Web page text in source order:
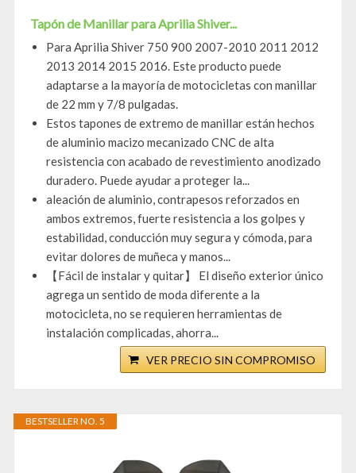
Tapón de Manillar para Aprilia Shiver...
Para Aprilia Shiver 750 900 2007-2010 2011 2012
2013 2014 2015 2016. Este producto puede
adaptarse a la mayoría de motocicletas con manillar
de 22 mm y 7/8 pulgadas.
Estos tapones de extremo de manillar están hechos
de aluminio macizo mecanizado CNC de alta
resistencia con acabado de revestimiento anodizado
duradero. Puede ayudar a proteger la...
aleación de aluminio, contrapesos reforzados en
ambos extremos, fuerte resistencia a los golpes y
estabilidad, conducción muy segura y cómoda, para
evitar dolores de muñeca y manos...
【Fácil de instalar y quitar】 El diseño exterior único
agrega un sentido de moda diferente a la
motocicleta, no se requieren herramientas de
instalación complicadas, ahorra...
VER PRECIO SIN COMPROMISO
BESTSELLER NO. 5